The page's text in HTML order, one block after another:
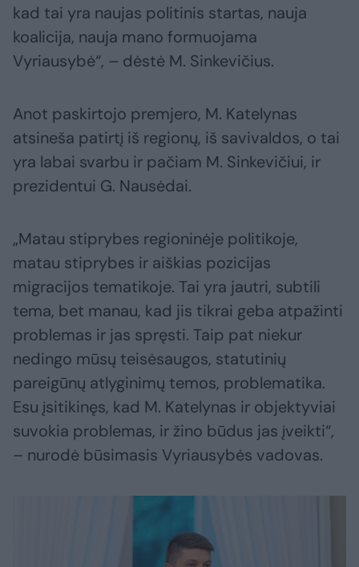
kad tai yra naujas politinis startas, nauja
koalicija, nauja mano formuojama
Vyriausybė“, – dėstė M. Sinkevičius.
Anot paskirtojo premjero, M. Katelynas
atsineša patirtį iš regionų, iš savivaldos, o tai
yra labai svarbu ir pačiam M. Sinkevičiui, ir
prezidentui G. Nausėdai.
„Matau stiprybes regioninėje politikoje,
matau stiprybes ir aiškias pozicijas
migracijos tematikoje. Tai yra jautri, subtili
tema, bet manau, kad jis tikrai geba atpažinti
problemas ir jas spręsti. Taip pat niekur
nedingo mūsų teisėsaugos, statutinių
pareigūnų atlyginimų temos, problematika.
Esu įsitikinęs, kad M. Katelynas ir objektyviai
suvokia problemas, ir žino būdus jas įveikti“,
– nurodė būsimasis Vyriausybės vadovas.